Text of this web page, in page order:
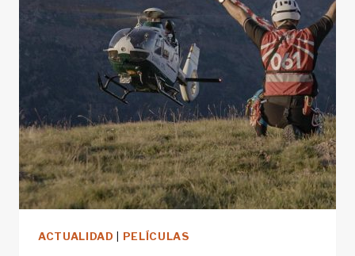
DEL
OUTDOOR
ACTUALIDAD | PELÍCULAS